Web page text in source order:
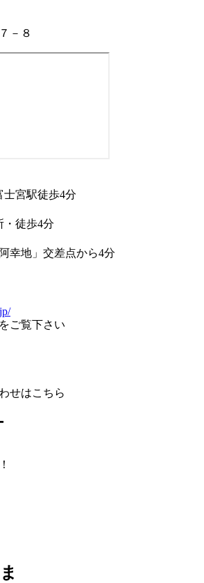
－８
士宮駅徒歩4分
・徒歩4分
幸地」交差点から4分
ご覧下さい
せはこちら